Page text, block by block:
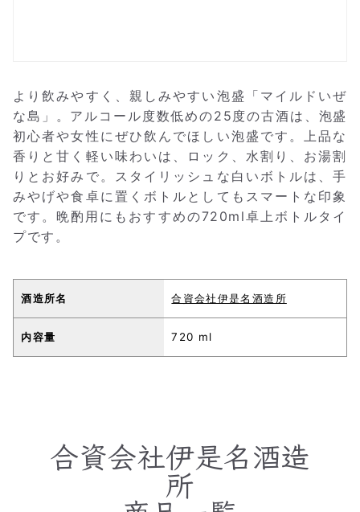
より飲みやすく、親しみやすい泡盛「マイルドいぜ
な島」。アルコール度数低めの25度の古酒は、泡盛
初心者や女性にぜひ飲んでほしい泡盛です。上品な
香りと甘く軽い味わいは、ロック、水割り、お湯割
りとお好みで。スタイリッシュな白いボトルは、手
みやげや食卓に置くボトルとしてもスマートな印象
です。晩酌用にもおすすめの720ml卓上ボトルタイ
プです。
酒造所名 合資会社伊是名酒造所
内容量 720 ml
合資会社伊是名酒造
所